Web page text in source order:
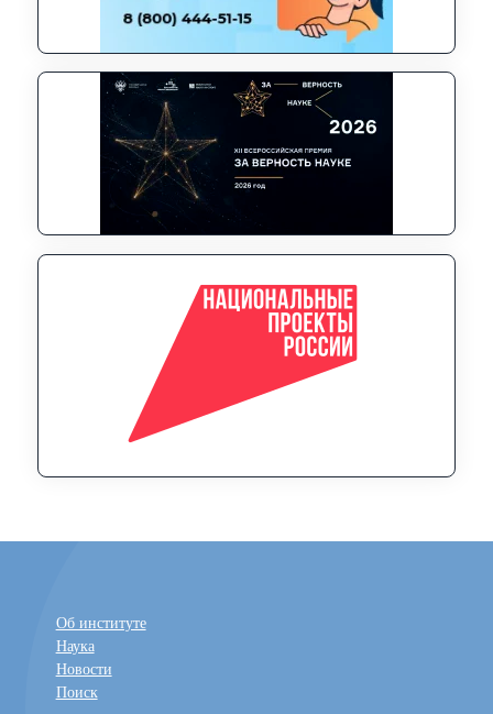
Об институте
Наука
Новости
Поиск